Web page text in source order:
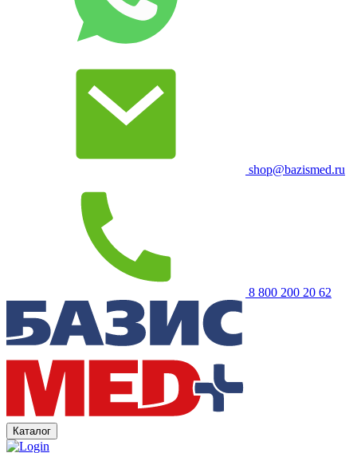
shop@bazismed.ru
8 800 200 20 62
Каталог